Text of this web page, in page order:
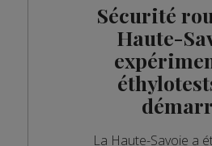
Sécurité
Haute-
La Haute-Savoie a